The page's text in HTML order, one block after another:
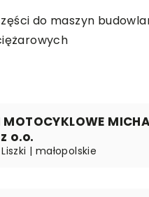
do maszyn
o.o.
| małopolskie